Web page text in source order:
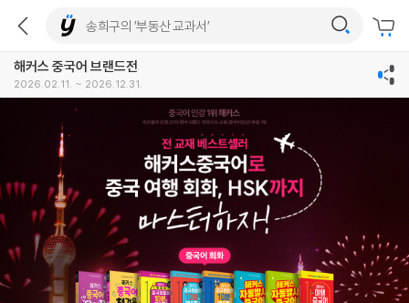
해커스 중국어 브랜드전
2026.02.11. ~ 2026.12.31.